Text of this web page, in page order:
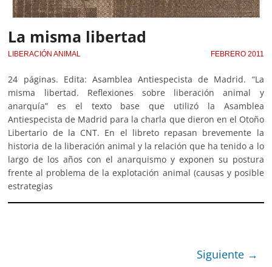
La misma libertad
LIBERACIÓN ANIMAL FEBRERO 2011
24 páginas. Edita: Asamblea Antiespecista de Madrid. “La
misma libertad. Reflexiones sobre liberación animal y
anarquía” es el texto base que utilizó la Asamblea
Antiespecista de Madrid para la charla que dieron en el Otoño
Libertario de la CNT. En el libreto repasan brevemente la
historia de la liberación animal y la relación que ha tenido a lo
largo de los años con el anarquismo y exponen su postura
frente al problema de la explotación animal (causas y posible
estrategias
Siguiente →